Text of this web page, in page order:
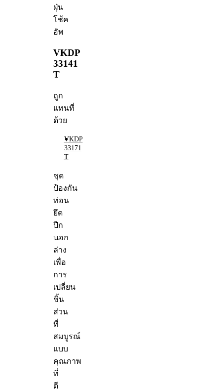
ฝุ่น
โช้ค
อัพ
VKDP
33141
T
ถูก
แทนที่
ด้วย
VKDP
33171
T
ชุด
ป้องกัน
ท่อน
ยึด
ปีก
นอก
ล่าง
เพื่อ
การ
เปลี่ยน
ชิ้น
ส่วน
ที่
สมบูรณ์
แบบ
คุณภาพ
ที่
ดี